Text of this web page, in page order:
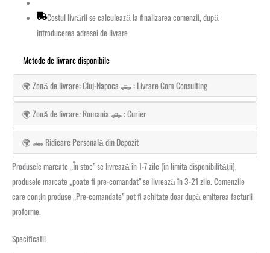
Costul livrării se calculează la finalizarea comenzii, după
introducerea adresei de livrare
Metode de livrare disponibile
🌍 Zonă de livrare: Cluj-Napoca 🛻 : Livrare Com Consulting
🌍 Zonă de livrare: Romania 🛻 : Curier
🌍 🛻 Ridicare Personală din Depozit
Produsele marcate „În stoc” se livrează în 1-7 zile (în limita disponibilității),
produsele marcate „poate fi pre-comandat” se livrează în 3-21 zile. Comenzile
care conțin produse „Pre-comandate” pot fi achitate doar după emiterea facturii
proforme.
Specificatii